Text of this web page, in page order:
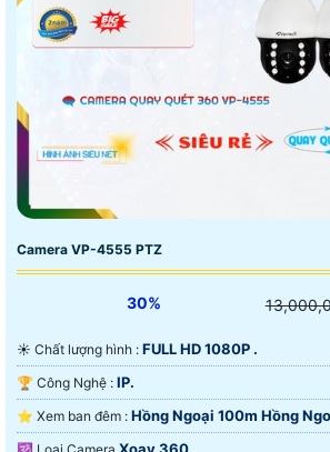
Camera VP-4555 PTZ
30%
☀️ Chất lượng hình : FULL HD 1080P .
🏆 Công Nghệ : IP.
⭐ Xem ban đêm : Hồng Ngoại 100m Hồng